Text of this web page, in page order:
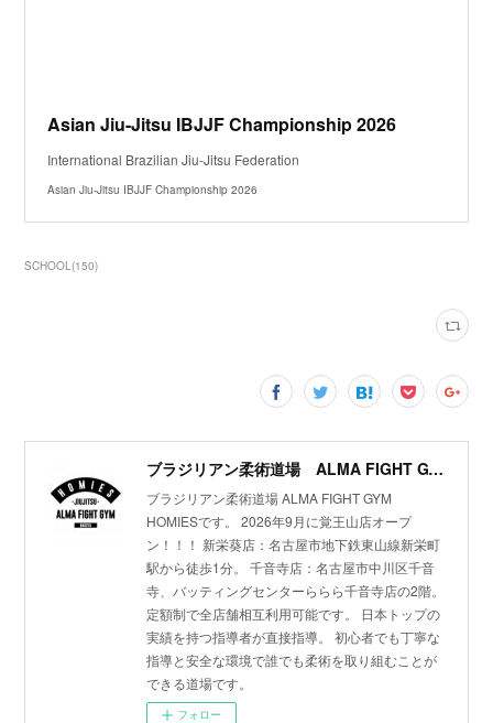
Asian Jiu-Jitsu IBJJF Championship 2026
International Brazilian Jiu-Jitsu Federation
Asian Jiu-Jitsu IBJJF Championship 2026
SCHOOL(150)
ブラジリアン柔術道場 ALMA FIGHT GYM HOMIES(ホーミーズ)
ブラジリアン柔術道場 ALMA FIGHT GYM
HOMIESです。 2026年9月に覚王山店オープ
ン！！！ 新栄葵店：名古屋市地下鉄東山線新栄町
駅から徒歩1分。 千音寺店：名古屋市中川区千音
寺、バッティングセンターららら千音寺店の2階。
定額制で全店舗相互利用可能です。 日本トップの
実績を持つ指導者が直接指導。 初心者でも丁寧な
指導と安全な環境で誰でも柔術を取り組むことが
できる道場です。
フォロー